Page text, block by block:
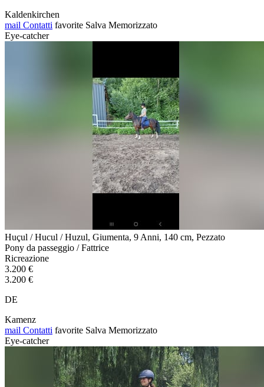
Kaldenkirchen
mail Contatti favorite Salva Memorizzato
Eye-catcher
Huçul / Hucul / Huzul, Giumenta, 9 Anni, 140 cm, Pezzato
Pony da passeggio / Fattrice
Ricreazione
3.200 €
3.200 €
DE
Kamenz
mail Contatti favorite Salva Memorizzato
Eye-catcher